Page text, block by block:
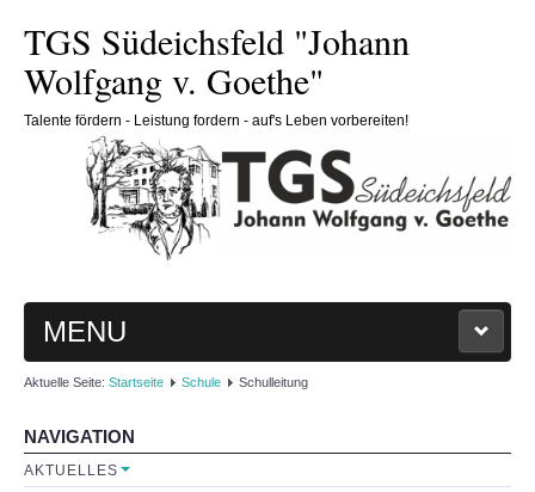
TGS Südeichsfeld "Johann
Wolfgang v. Goethe"
Talente fördern - Leistung fordern - auf's Leben vorbereiten!
MENU
HOME
SCHULE
Aktuelle Seite: Startseite Schule Schulleitung
NAVIGATION
AKTUELLES